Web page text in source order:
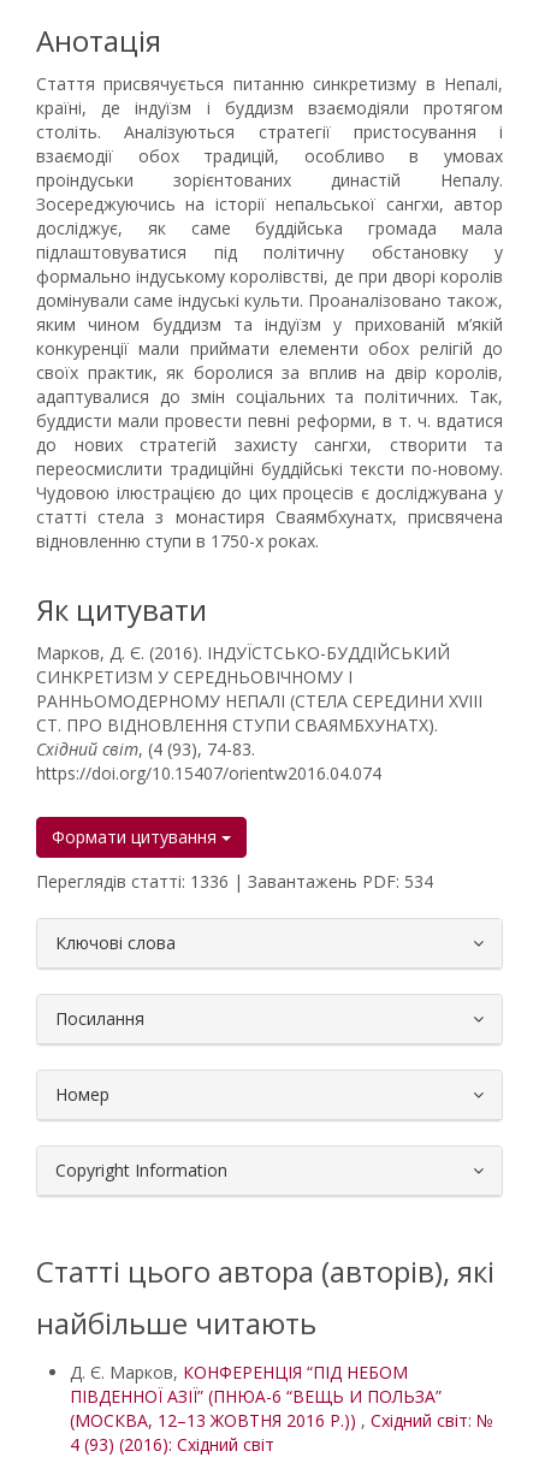
Анотація
Стаття присвячується питанню синкретизму в Непалі,
країні, де індуїзм і буддизм взаємодіяли протягом
століть. Аналізуються стратегії пристосування і
взаємодії обох традицій, особливо в умовах
проіндуськи зорієнтованих династій Непалу.
Зосереджуючись на історії непальської сангхи, автор
досліджує, як саме буддійська громада мала
підлаштовуватися під політичну обстановку у
формально індуському королівстві, де при дворі королів
домінували саме індуські культи. Проаналізовано також,
яким чином буддизм та індуїзм у прихованій м’якій
конкуренції мали приймати елементи обох релігій до
своїх практик, як боролися за вплив на двір королів,
адаптувалися до змін соціальних та політичних. Так,
буддисти мали провести певні реформи, в т. ч. вдатися
до нових стратегій захисту сангхи, створити та
переосмислити традиційні буддійські тексти по-новому.
Чудовою ілюстрацією до цих процесів є досліджувана у
статті стела з монастиря Сваямбхунатх, присвячена
відновленню ступи в 1750-х роках.
Як цитувати
Марков, Д. Є. (2016). ІНДУЇСТСЬКО-БУДДІЙСЬКИЙ
СИНКРЕТИЗМ У СЕРЕДНЬОВІЧНОМУ І
РАННЬОМОДЕРНОМУ НЕПАЛІ (СТЕЛА СЕРЕДИНИ XVIII
СТ. ПРО ВІДНОВЛЕННЯ СТУПИ СВАЯМБХУНАТХ).
Східний світ, (4 (93), 74-83.
https://doi.org/10.15407/orientw2016.04.074
Формати цитування
Переглядів статті: 1336 | Завантажень PDF: 534
Ключові слова
Посилання
Номер
Copyright Information
Статті цього автора (авторів), які
найбільше читають
Д. Є. Марков, КОНФЕРЕНЦІЯ “ПІД НЕБОМ
ПІВДЕННОЇ АЗІЇ” (ПНЮА-6 “ВЕЩЬ И ПОЛЬЗА”
(МОСКВА, 12–13 ЖОВТНЯ 2016 Р.)) , Східний світ: №
4 (93) (2016): Східний світ